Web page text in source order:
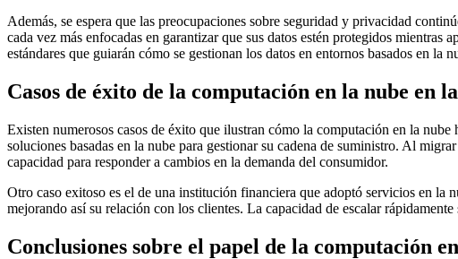
Además, se espera que las preocupaciones sobre seguridad y privacidad
cada vez más enfocadas en garantizar que sus datos estén protegidos
estándares que guiarán cómo se gestionan los datos en entornos basados en la
Casos de éxito de la computación en la nube en
Existen numerosos casos de éxito que ilustran cómo la computación en la
soluciones basadas en la nube para gestionar su cadena de suministro. Al
capacidad para responder a cambios en la demanda del consumidor.
Otro caso exitoso es el de una institución financiera que adoptó servicios en la
mejorando así su relación con los clientes. La capacidad de escalar
Conclusiones sobre el papel de la computación